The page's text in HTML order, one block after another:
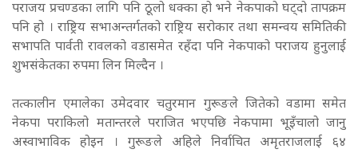
पराजय प्रचण्डका लागि पनि ठूलो धक्का हो भने नेकपाको घट्दो तापक्रम
पनि हो । राष्ट्रिय सभाअन्तर्गतको राष्ट्रिय सरोकार तथा समन्वय समितिकी
सभापति पार्वती रावलको वडासमेत रहँदा पनि नेकपाको पराजय हुनुलाई
शुभसंकेतका रुपमा लिन मिल्दैन ।
तत्कालीन एमालेका उमेदवार चतुरमान गुरूङले जितेको वडामा समेत
नेकपा पराकिलो मतान्तरले पराजित भएपछि नेकपामा भूइँचालो जानु
अस्वाभाविक होइन । गुरूङले अहिले निर्वाचित अमृतराजलाई ६४